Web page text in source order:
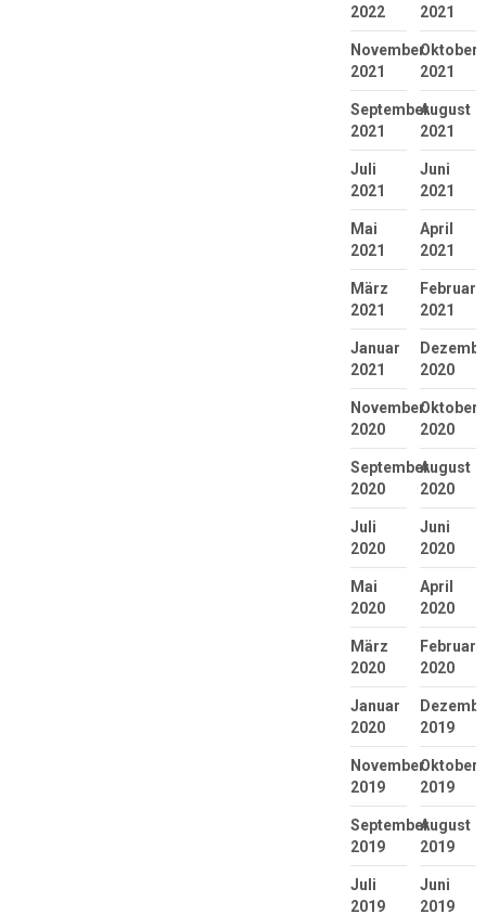
2022
2021
November
2021
Oktober
2021
September
2021
August
2021
Juli
2021
Juni
2021
Mai
2021
April
2021
März
2021
Februar
2021
Januar
2021
2020
November
2020
Oktober
2020
September
2020
August
2020
Juli
2020
Juni
2020
Mai
2020
April
2020
März
2020
Februar
2020
Januar
2020
2019
November
2019
Oktober
2019
September
2019
August
2019
Juli
2019
Juni
2019